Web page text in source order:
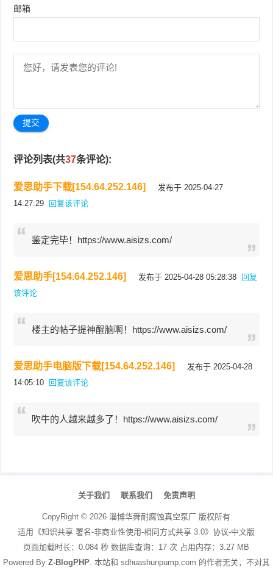
邮箱
评论列表(共37条评论):
爱思助手下载[154.64.252.146]
发布于 2025-04-27
14:27:29 回复该评论
鉴定完毕！https://www.aisizs.com/
爱思助手[154.64.252.146] 发布于 2025-04-28 05:28:38 回复
该评论
楼主的帖子提神醒脑啊！https://www.aisizs.com/
爱思助手电脑版下载[154.64.252.146]
发布于 2025-04-28
14:05:10 回复该评论
吹牛的人越来越多了！https://www.aisizs.com/
关于我们 联系我们 免责声明
CopyRight © 2026淄博华舜耐腐蚀真空泵厂 版权所有
适用《知识共享 署名-非商业性使用-相同方式共享 3.0》协议-中文版
页面加载时长：0.084 秒 数据库查询：17 次 占用内存：3.27 MB
Powered By Z-BlogPHP. 本站和 sdhuashunpump.com 的作者无关，不对其